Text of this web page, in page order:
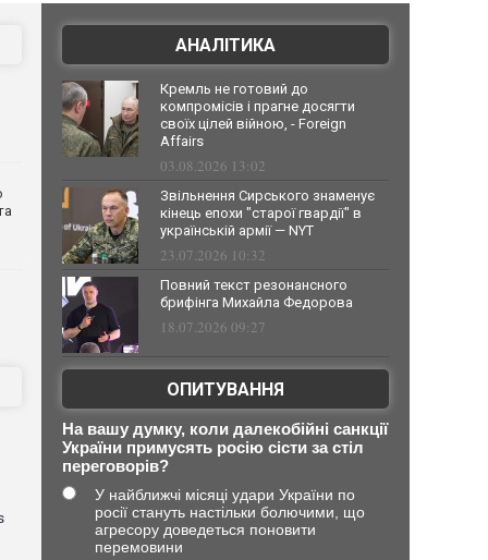
АНАЛІТИКА
Кремль не готовий до
компромісів і прагне досягти
своїх цілей війною, - Foreign
Affairs
03.08.2026 13:02
Звільнення Сирського знаменує
кінець епохи "старої гвардії" в
українській армії — NYT
23.07.2026 10:32
Повний текст резонансного
брифінга Михайла Федорова
18.07.2026 09:27
ОПИТУВАННЯ
На вашу думку, коли далекобійні санкції
України примусять росію сісти за стіл
переговорів?
У найближчі місяці удари України по
росії стануть настільки болючими, що
агресору доведеться поновити
перемовини